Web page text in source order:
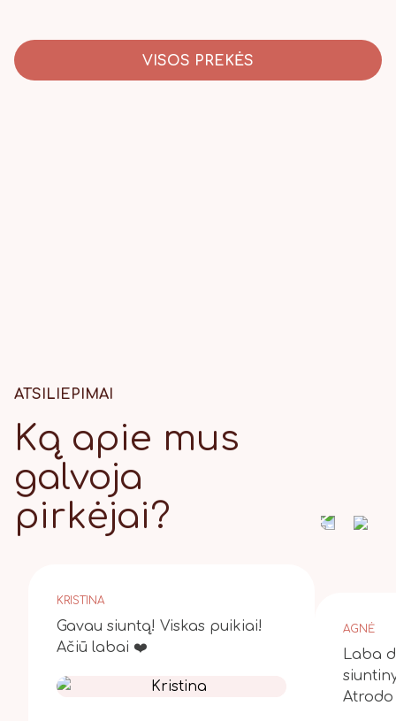
VISOS PREKĖS
ATSILIEPIMAI
Ką apie mus
galvoja
pirkėjai?
KRISTINA
Gavau siuntą! Viskas puikiai!
Ačiū labai ❤️
AGNĖ
Laba